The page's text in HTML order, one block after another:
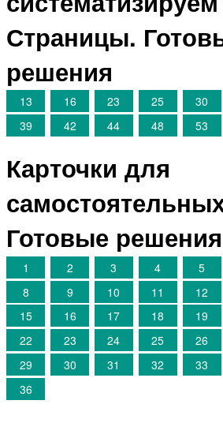
Страницы.
решения
13 16 23 25 30
39
42 44 48 53
Карточки для
Готовые решения
1 2 3 4 5
8
9 10 11 12
15
16 17 18 19
22
23 24 25 26
29
30 31 32 33
36